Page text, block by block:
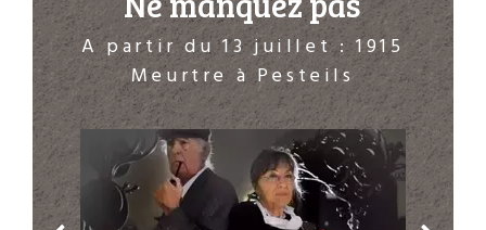
A partir du 13 juillet : 1915
Meurtre à Pesteils
A